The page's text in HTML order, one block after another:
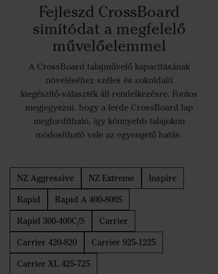
Fejleszd CrossBoard
simítódat a megfelelő
művelőelemmel
A CrossBoard talajművelő kapacitásának
növeléséhez széles és sokoldalú
kiegészítő‑választék áll rendelkezésre. Fontos
megjegyezni, hogy a ferde CrossBoard lap
megfordítható, így könnyebb talajokon
módosítható vele az egyengető hatás.
NZ Aggressive NZ Extreme
Inspire
Rapid
Rapid A 400-800S
Rapid 300-400C/S
Carrier
Carrier 420-820
Carrier 925-1225
Carrier XL 425-725